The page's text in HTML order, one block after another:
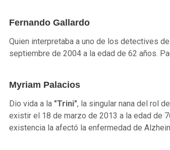
Fernando Gallardo
Quien interpretaba a uno de los detectives
septiembre de 2004 a la edad de 62 años.
Myriam Palacios
Dio vida a la "Trini", la singular nana del rol de
existir el 18 de marzo de 2013 a la edad de
existencia la afectó la enfermedad de